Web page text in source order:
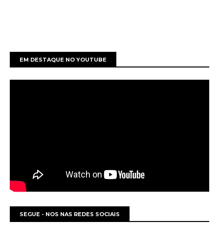
EM DESTAQUE NO YOUTUBE
SEGUE - NOS NAS REDES SOCIAIS